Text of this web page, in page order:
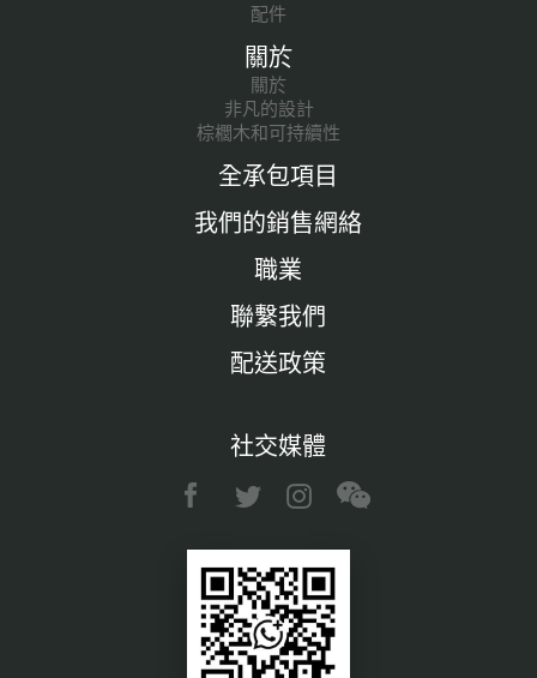
配件
關於
關於
非凡的設計
棕櫚木和可持續性
全承包項目
我們的銷售網絡
職業
聯繫我們
配送政策
社交媒體